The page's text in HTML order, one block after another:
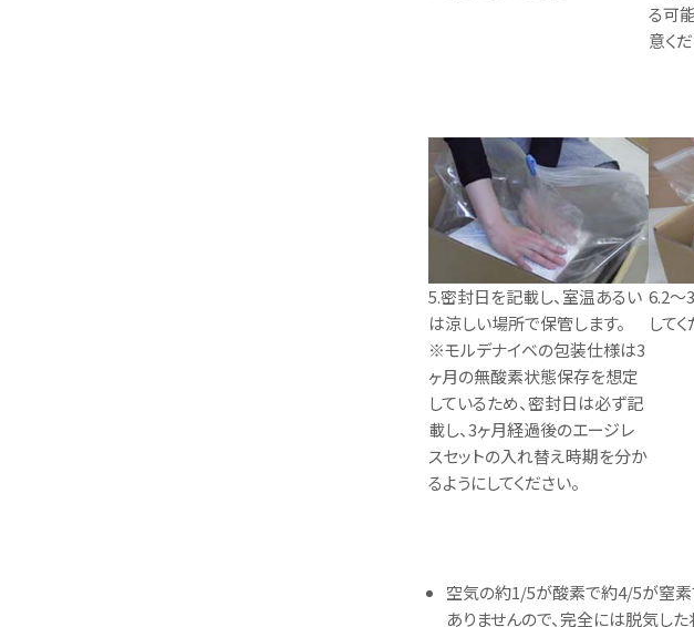
る可
意く
5.密封日を記載し、室温あるい
は涼しい場所で保管します。
※モルデナイベの包装仕様は3
ヶ月の無酸素状態保存を想定
しているため、密封日は必ず記
載し、3ヶ月経過後のエージレ
スセットの入れ替え時期を分か
るようにしてください。
6.2〜
してく
空気の約1/5が酸素で約4/5が窒素
ありませんので、完全には脱気した